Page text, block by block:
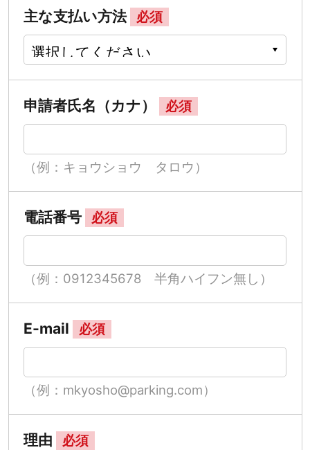
主な支払い方法 必須
申請者氏名（カナ） 必須
（例：キョウショウ タロウ）
電話番号 必須
（例：0912345678 半角ハイフン無し）
E-mail 必須
（例：mkyosho@parking.com）
理由 必須